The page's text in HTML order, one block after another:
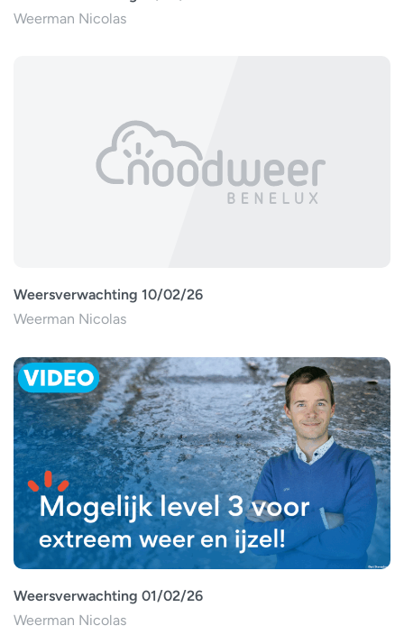
Weerman Nicolas
Weersverwachting 10/02/26
Weerman Nicolas
Weersverwachting 01/02/26
Weerman Nicolas